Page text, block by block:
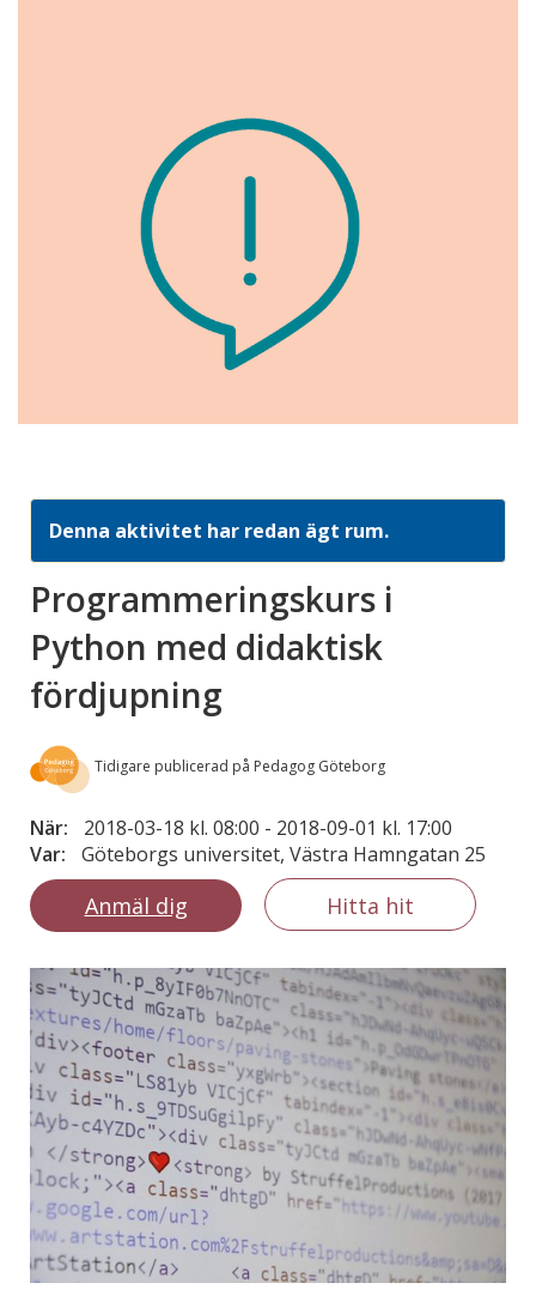
Denna aktivitet har redan ägt rum.
Programmeringskurs i
Python med didaktisk
fördjupning
Tidigare publicerad på Pedagog Göteborg
När: 2018-03-18 kl. 08:00 - 2018-09-01 kl. 17:00
Var:
Göteborgs universitet, Västra Hamngatan 25
Anmäl dig Hitta hit